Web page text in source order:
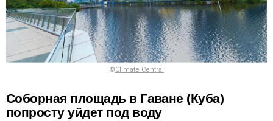
©Climate Central
Соборная площадь в Гаване (Куба)
попросту уйдет под воду